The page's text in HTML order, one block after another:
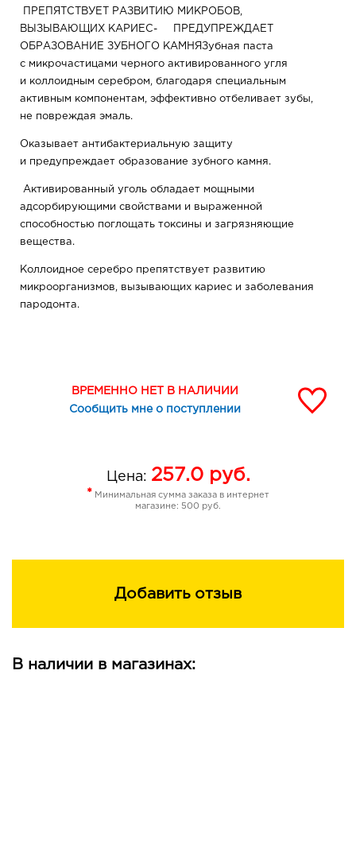
ПРЕПЯТСТВУЕТ РАЗВИТИЮ МИКРОБОВ,
ВЫЗЫВАЮЩИХ КАРИЕС- ПРЕДУПРЕЖДАЕТ
ОБРАЗОВАНИЕ ЗУБНОГО КАМНЯЗубная паста
с микрочастицами черного активированного угля
и коллоидным серебром, благодаря специальным
активным компонентам, эффективно отбеливает зубы,
не повреждая эмаль.
Оказывает антибактериальную защиту
и предупреждает образование зубного камня.
Активированный уголь обладает мощными
адсорбирующими свойствами и выраженной
способностью поглощать токсины и загрязняющие
вещества.
Коллоидное серебро препятствует развитию
микроорганизмов, вызывающих кариес и заболевания
пародонта.
ВРЕМЕННО НЕТ В НАЛИЧИИ
Сообщить мне о поступлении
Цена: 257.0руб.
* Минимальная сумма заказа в интернет
магазине: 500 руб.
Добавить отзыв
В наличии в магазинах: